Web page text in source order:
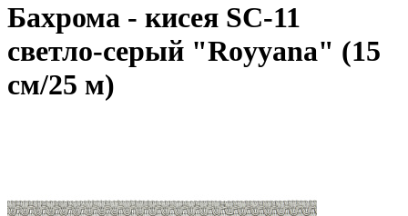
Бахрома - кисея SC-11
светло-серый "Royyana" (15
см/25 м)